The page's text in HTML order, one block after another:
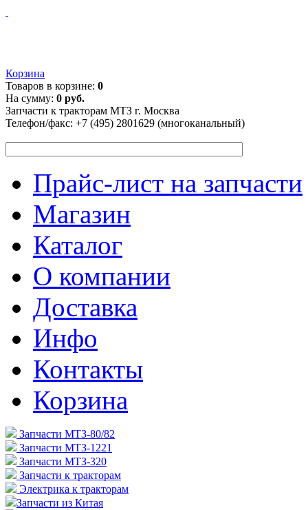
Корзина
Товаров в корзине: 0
На сумму: 0 руб.
Запчасти к тракторам МТЗ г. Москва
Телефон/факс: +7 (495) 2801629 (многоканальный)
Прайс-лист на запчасти
Магазин
Каталог
О компании
Доставка
Инфо
Контакты
Корзина
Запчасти МТЗ-80/82
Запчасти МТЗ-1221
Запчасти МТЗ-320
Запчасти к тракторам
Электрика к тракторам
Запчасти из Китая